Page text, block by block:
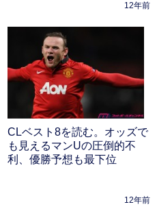
12年前
CLベスト8を読む。オッズで
も見えるマンUの圧倒的不
利、優勝予想も最下位
12年前